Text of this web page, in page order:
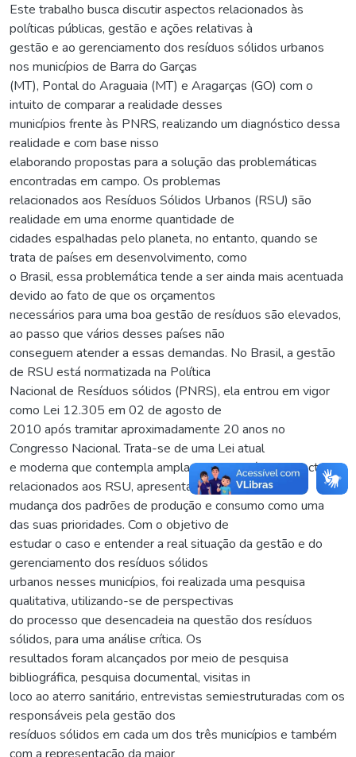
Este trabalho busca discutir aspectos relacionados às
políticas públicas, gestão e ações relativas à
gestão e ao gerenciamento dos resíduos sólidos urbanos
nos municípios de Barra do Garças
(MT), Pontal do Araguaia (MT) e Aragarças (GO) com o
intuito de comparar a realidade desses
municípios frente às PNRS, realizando um diagnóstico dessa
realidade e com base nisso
elaborando propostas para a solução das problemáticas
encontradas em campo. Os problemas
relacionados aos Resíduos Sólidos Urbanos (RSU) são
realidade em uma enorme quantidade de
cidades espalhadas pelo planeta, no entanto, quando se
trata de países em desenvolvimento, como
o Brasil, essa problemática tende a ser ainda mais acentuada
devido ao fato de que os orçamentos
necessários para uma boa gestão de resíduos são elevados,
ao passo que vários desses países não
conseguem atender a essas demandas. No Brasil, a gestão
de RSU está normatizada na Política
Nacional de Resíduos sólidos (PNRS), ela entrou em vigor
como Lei 12.305 em 02 de agosto de
2010 após tramitar aproximadamente 20 anos no
Congresso Nacional. Trata-se de uma Lei atual
e moderna que contempla amplamente os vários aspectos
relacionados aos RSU, apresentando a
mudança dos padrões de produção e consumo como uma
das suas prioridades. Com o objetivo de
estudar o caso e entender a real situação da gestão e do
gerenciamento dos resíduos sólidos
urbanos nesses municípios, foi realizada uma pesquisa
qualitativa, utilizando-se de perspectivas
do processo que desencadeia na questão dos resíduos
sólidos, para uma análise crítica. Os
resultados foram alcançados por meio de pesquisa
bibliográfica, pesquisa documental, visitas in
loco ao aterro sanitário, entrevistas semiestruturadas com os
responsáveis pela gestão dos
resíduos sólidos em cada um dos três municípios e também